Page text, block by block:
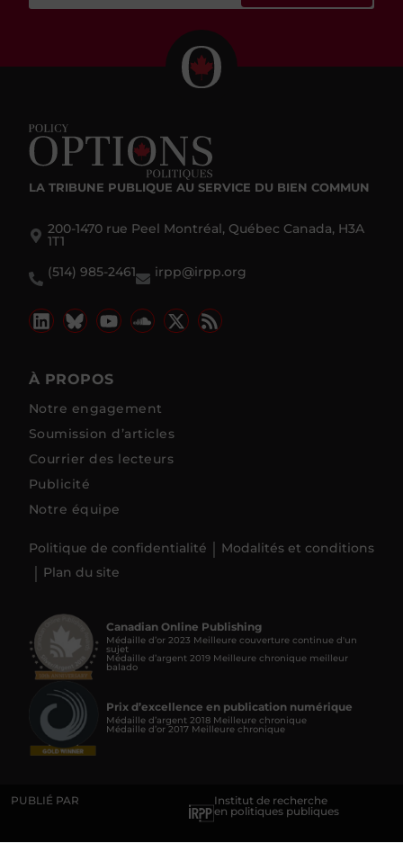
LA TRIBUNE PUBLIQUE AU SERVICE DU BIEN COMMUN
200-1470 rue Peel Montréal, Québec Canada, H3A
1T1
(514) 985-2461
irpp@irpp.org
À PROPOS
Notre engagement
Soumission d’articles
Courrier des lecteurs
Publicité
Notre équipe
Politique de confidentialité
Modalités et conditions
Plan du site
Canadian Online Publishing
Médaille d’or 2023 Meilleure couverture continue d'un
sujet
Médaille d’argent 2019 Meilleure chronique meilleur
balado
Prix d’excellence en publication numérique
Médaille d’argent 2018 Meilleure chronique
Médaille d’or 2017 Meilleure chronique
PUBLIÉ PAR
Institut de recherche
en politiques publiques